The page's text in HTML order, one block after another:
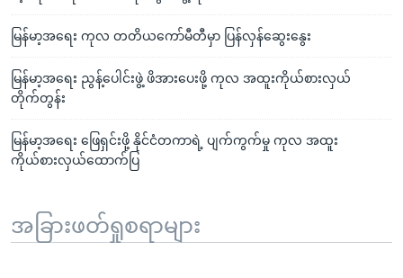
မြန်မာ့အရေး ကုလ တတိယကော်မီတီမှာ ပြန်လှန်ဆွေးနွေး
မြန်မာ့အရေး ညွန့်ပေါင်းဖွဲ့ ဖိအားပေးဖို့ ကုလ အထူးကိုယ်စားလှယ်
တိုက်တွန်း
မြန်မာ့အရေး ဖြေရှင်းဖို့ နိုင်ငံတကာရဲ့ ပျက်ကွက်မှု ကုလ အထူး
ကိုယ်စားလှယ်ထောက်ပြ
အခြားဖတ်ရှုစရာများ